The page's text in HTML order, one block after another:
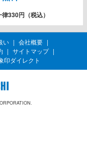
330円（税込）
い
会社概要
サイトマップ
印ダイレクト